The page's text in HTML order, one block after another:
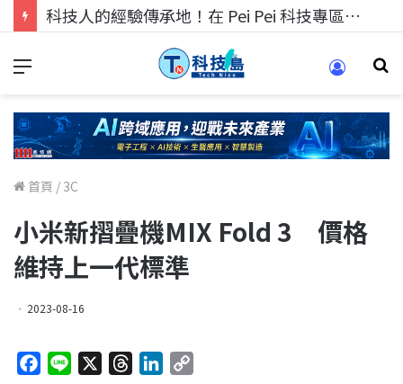
科技人找工作，就到TECH+ 科技專區!
首頁 / 3C
小米新摺疊機MIX Fold 3 價格
維持上一代標準
2023-08-16